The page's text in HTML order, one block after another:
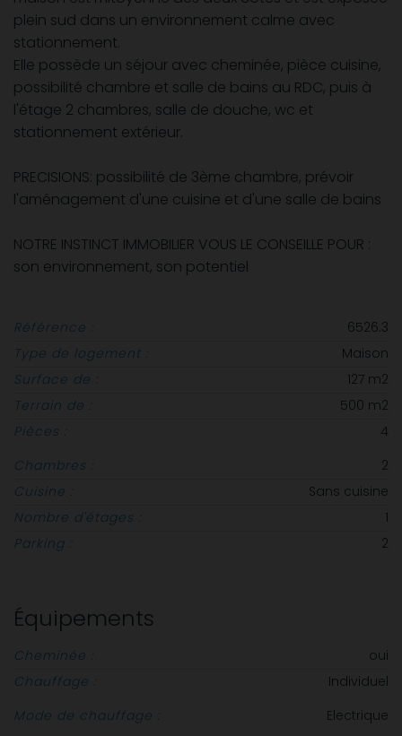
plein sud dans un environnement calme avec
stationnement.
Elle possède un séjour avec cheminée, pièce cuisine,
possibilité chambre et salle de bains au RDC, puis à
l'étage 2 chambres, salle de douche, wc et
stationnement extérieur.
PRECISIONS: possibilité de 3ème chambre, prévoir
l'aménagement d'une cuisine et d'une salle de bains
NOTRE INSTINCT IMMOBILIER VOUS LE CONSEILLE POUR :
son environnement, son potentiel
Référence :
6526.3
Type de logement :
Maison
Surface de :
127 m2
Terrain de :
500 m2
Pièces :
4
Chambres :
2
Cuisine :
Sans cuisine
Nombre d'étages :
1
Parking :
2
Équipements
Cheminée :
oui
Chauffage :
Individuel
Mode de chauffage :
Electrique